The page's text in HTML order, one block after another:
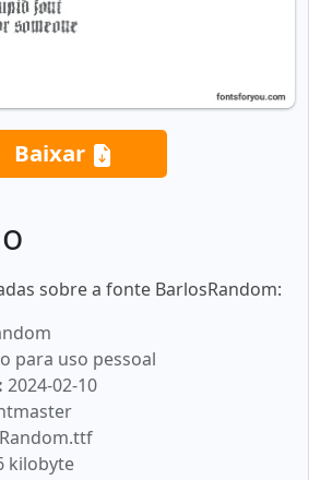
Baixar
sobre a fonte BarlosRandom:
para uso pessoal
2024-02-10
kilobyte